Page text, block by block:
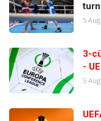
5
3-
-
5